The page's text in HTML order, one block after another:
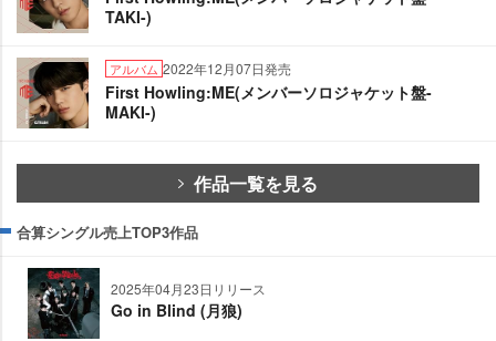
TAKI-)
アルバム 2022年12月07日発売
First Howling:ME(メンバーソロジャケット盤-
MAKI-)
作品一覧を見る
合算シングル売上TOP3作品
2025年04月23日リリース
Go in Blind (月狼)